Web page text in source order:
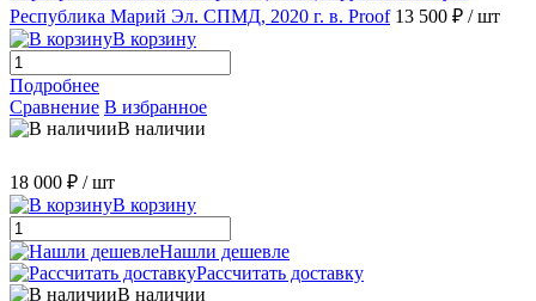
Республика Марий Эл. СПМД, 2020 г. в. Proof 13 500 ₽ / шт
В корзину
Подробнее
Сравнение В избранное
В наличии
18 000 ₽ / шт
В корзину
Нашли дешевле
Рассчитать доставку
В наличии